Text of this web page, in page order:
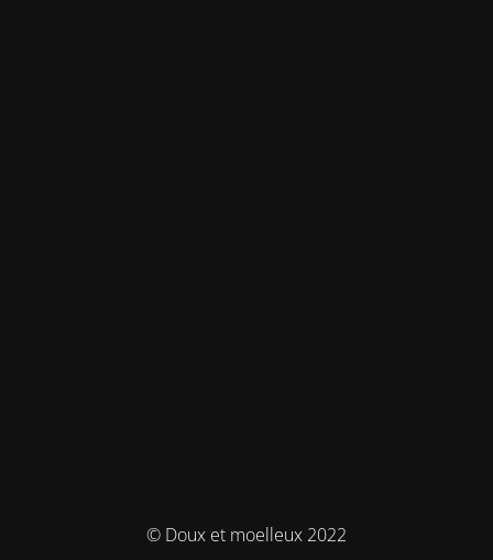
© Doux et moelleux 2022